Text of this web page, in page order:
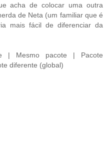
acha de colocar uma outra
de Neta (um familiar que é
mais fácil de diferenciar da
| Mesmo pacote | Pacote
diferente (global)